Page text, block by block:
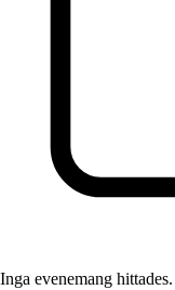
Inga evenemang hittades.